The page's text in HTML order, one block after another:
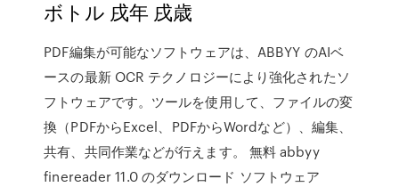
ボトル 戌年 戌歳
PDF編集が可能なソフトウェアは、ABBYY のAIベ
ースの最新 OCR テクノロジーにより強化されたソ
フトウェアです。ツールを使用して、ファイルの変
換（PDFからExcel、PDFからWordなど）、編集、
共有、共同作業などが行えます。 無料 abbyy
finereader 11.0 のダウンロード ソフトウェア